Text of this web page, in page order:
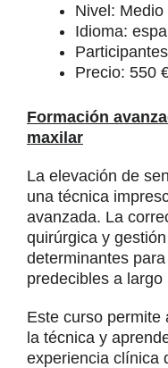
Nivel:
Idioma:
Precio: 550
Formación
maxilar
La elevación de
una técnica
avanzada. La
quirúrgica y
determinantes
predecibles a largo
Este curso permite
la técnica y
experiencia clínica